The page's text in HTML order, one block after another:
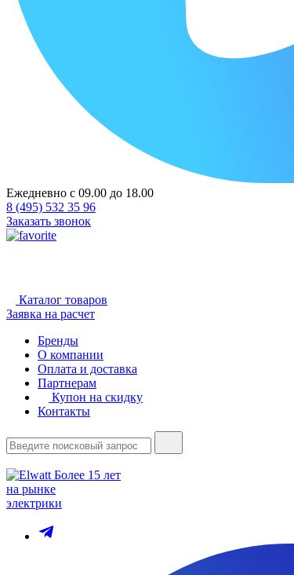
Ежедневно с 09.00 до 18.00
8 (495) 532 35 96
Заказать звонок
Каталог товаров
Заявка на расчет
Бренды
О компании
Оплата и доставка
Партнерам
Купон на скидку
Контакты
Более 15 лет
на рынке
электрики